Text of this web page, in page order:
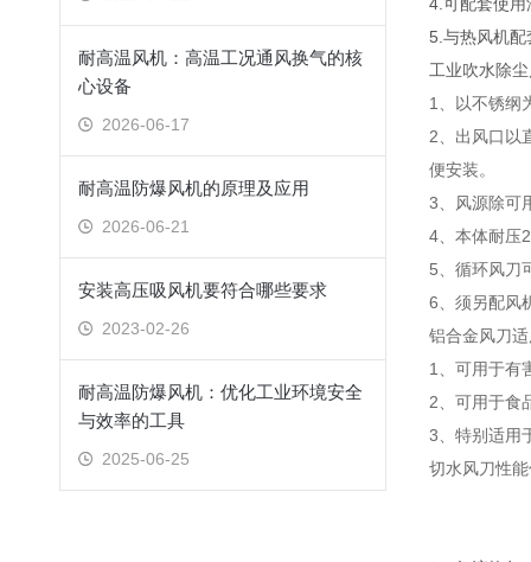
耐高温风机：高温工况通风换气的核
心设备
2026-06-17
耐高温防爆风机的原理及应用
2026-06-21
安装高压吸风机要符合哪些要求
2023-02-26
耐高温防爆风机：优化工业环境安全
与效率的工具
2025-06-25
5.与热风机配
工业吹水除
1、以不锈纲
2、出风口以
便安装。
3、风源除可
4、本体耐压
5、循环风刀
6、须另配风
铝合金风刀
1、可用于有
2、可用于食
3、特别适用
切水风刀性